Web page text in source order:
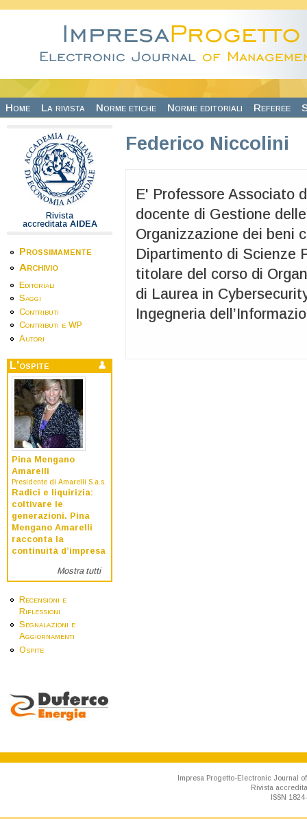
Home La rivista Norme etiche Norme editoriali Referee
Rivista
accreditata AIDEA
Prossimamente
Archivio
Editoriali
Saggi
Contributi
Contributi e WP
Autori
L'ospite
Pina Mengano
Amarelli
Presidente di Amarelli S.a.s.
Radici e liquirizia:
coltivare le
generazioni. Pina
Mengano Amarelli
racconta la
continuità d’impresa
Mostra tutti
Recensioni e
Riflessioni
Segnalazioni e
Aggiornamenti
Ospite
Federico Niccolini
E' Professore Associato
docente di Gestione
Organizzazione dei beni
Dipartimento di Scienze
titolare del corso di
di Laurea in
Ingegneria
Impresa Progetto-Electronic Journal
Rivista
ISSN